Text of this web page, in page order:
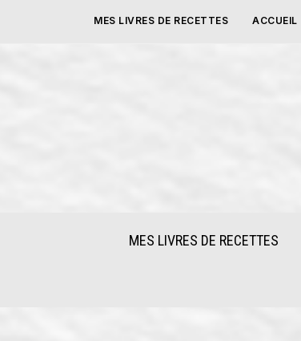
MES LIVRES DE RECETTES ACCUEIL
MES LIVRES DE RECETTES